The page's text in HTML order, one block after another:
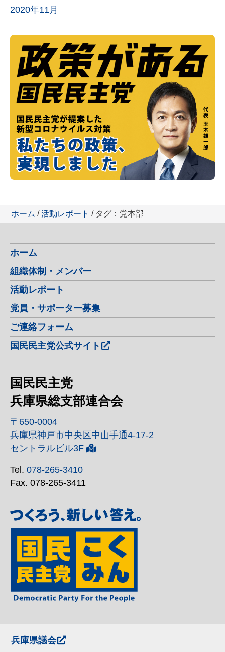
2020年11月
ホーム /活動レポート / タグ：党本部
ホーム
組織体制・メンバー
活動レポート
党員・サポーター募集
ご連絡フォーム
国民民主党公式サイト
国民民主党
兵庫県総支部連合会
〒650-0004
兵庫県神戸市中央区中山手通4-17-2
セントラルビル3F
Tel. 078-265-3410
Fax. 078-265-3411
兵庫県議会